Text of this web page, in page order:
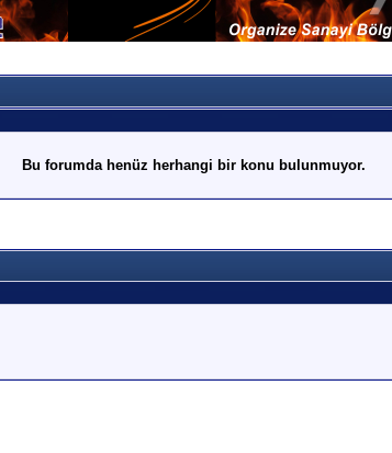
Bu forumda henüz herhangi bir konu bulunmuyor.